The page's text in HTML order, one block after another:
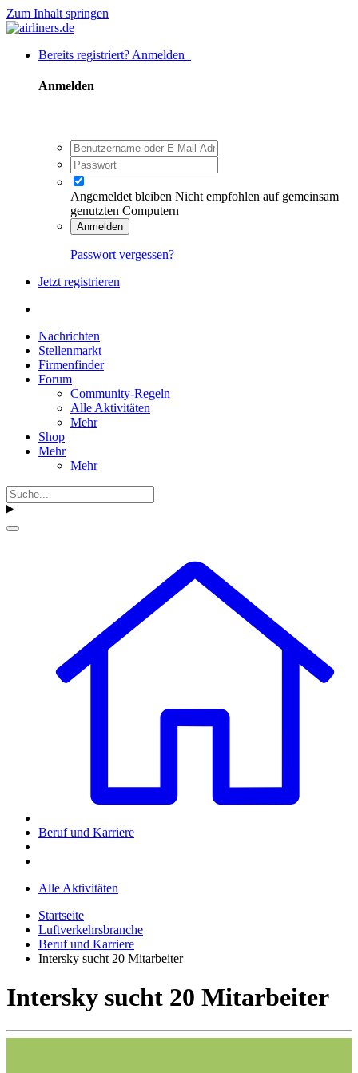
Zum Inhalt springen
Bereits registriert? Anmelden
Anmelden
Angemeldet bleiben Nicht empfohlen auf gemeinsam
genutzten Computern
Anmelden
Passwort vergessen?
Jetzt registrieren
Nachrichten
Stellenmarkt
Firmenfinder
Forum
Community-Regeln
Alle Aktivitäten
Mehr
Shop
Mehr
Mehr
Beruf und Karriere
Alle Aktivitäten
Startseite
Luftverkehrsbranche
Beruf und Karriere
Intersky sucht 20 Mitarbeiter
Intersky sucht 20 Mitarbeiter